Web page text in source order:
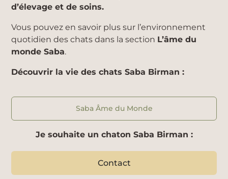
d’élevage et de soins.
Vous pouvez en savoir plus sur l’environnement
quotidien des chats dans la section L’âme du
monde Saba.
Découvrir la vie des chats Saba Birman :
Saba Âme du Monde
Je souhaite un chaton Saba Birman :
Contact